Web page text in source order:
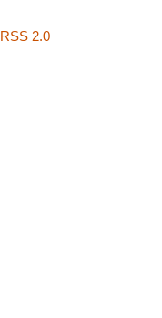
RSS 2.0